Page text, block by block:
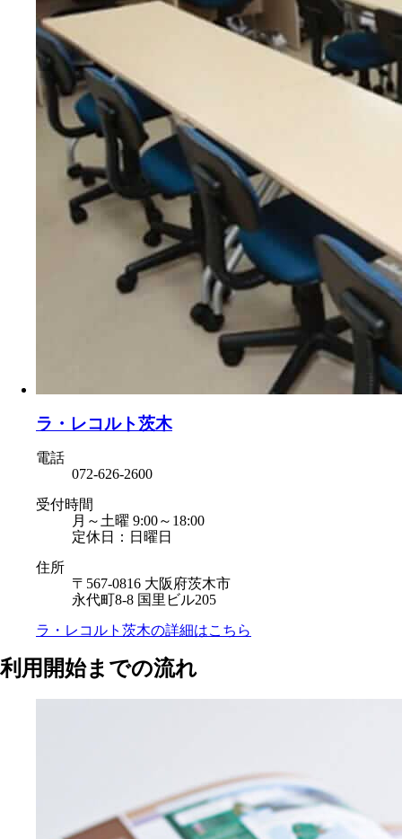
ラ・レコルト茨木
電話
072-626-2600
受付時間
月～土曜 9:00～18:00
定休日：日曜日
住所
〒567-0816 大阪府茨木市
永代町8-8 国里ビル205
ラ・レコルト茨木の詳細はこちら
利用開始までの流れ